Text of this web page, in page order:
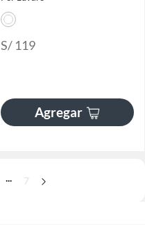
S/ 119
Agregar
... 7